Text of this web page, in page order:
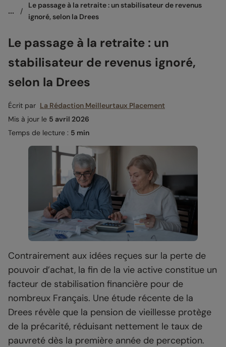
... /
Le passage à la retraite : un stabilisateur de revenus
ignoré, selon la Drees
Le passage à la retraite : un
stabilisateur de revenus ignoré,
selon la Drees
Écrit par La Rédaction Meilleurtaux Placement
Mis à jour le 5 avril 2026
Temps de lecture : 5 min
Contrairement aux idées reçues sur la perte de
pouvoir d’achat, la fin de la vie active constitue un
facteur de stabilisation financière pour de
nombreux Français. Une étude récente de la
Drees révèle que la pension de vieillesse protège
de la précarité, réduisant nettement le taux de
pauvreté dès la première année de perception.